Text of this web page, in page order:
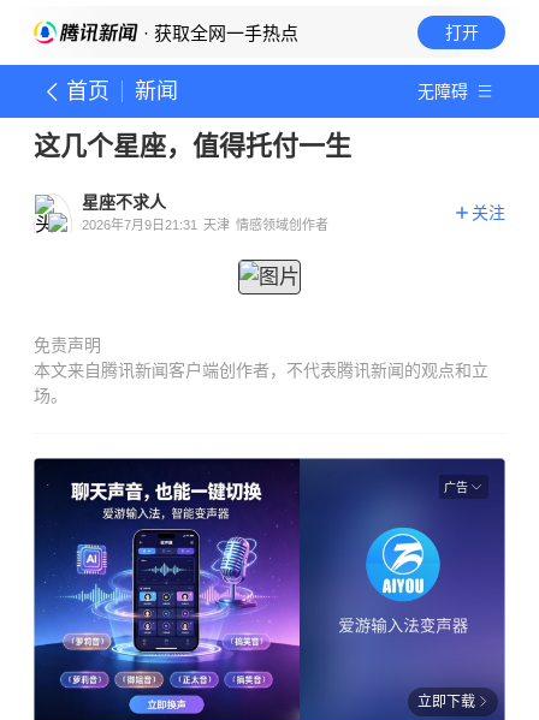
· 获取全网一手热点 打开
首页 新闻 无障碍
这几个星座，值得托付一生
星座不求人
2026年7月9日21:31 天津 情感领域创作者
关注
免责声明
本文来自腾讯新闻客户端创作者，不代表腾讯新闻的观点和立
场。
广告
立即下载